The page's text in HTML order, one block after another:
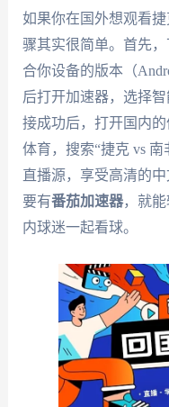
如果你在国外想观看
骤其实很简单。首先
合你设备的版本（
后打开加速器，选择
接成功后，打开国内
体育，搜索“捷克 vs
直播源，享受高清的
要有番茄加速器，就能
内球迷一起看球。